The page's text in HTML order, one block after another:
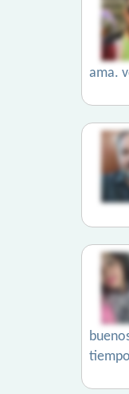
ama.